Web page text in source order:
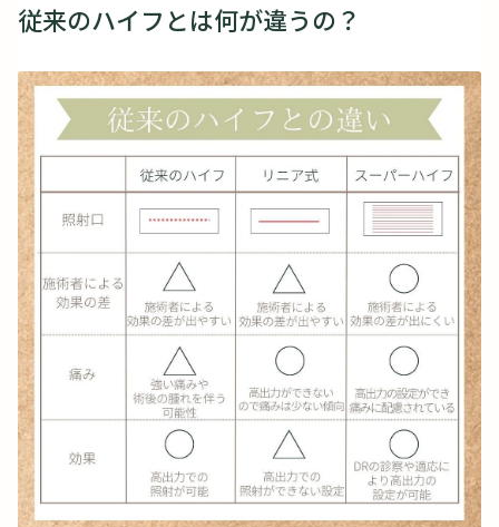
従来のハイフとは何が違うの？